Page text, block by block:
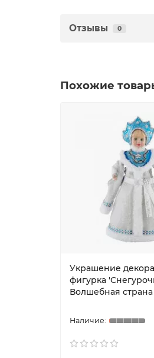
Отзывы 0
Похожие
Украшение
фигурка
Волшебная страна